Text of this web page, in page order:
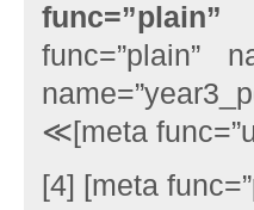
func=”plain”
≪[meta
[4] [meta